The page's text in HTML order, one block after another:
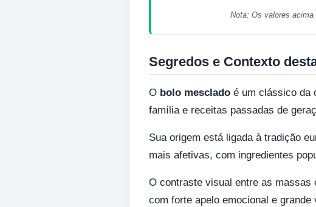
Nota: Os valores
Segredos e Contexto
O bolo mesclado é um clássico da
família e receitas passadas de
Sua origem está ligada à tradição
mais afetivas, com ingredientes
O contraste visual entre as massas
com forte apelo emocional e